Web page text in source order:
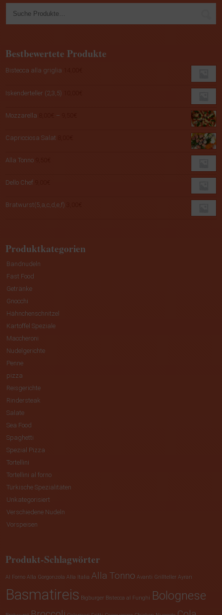
Bestbewertete Produkte
Bistecca alla griglia
Iskenderteller (2,3,5)
Mozzarella –
Capricciosa Salat
Alla Tonno
Dello Chef
Bratwurst(5,a,c,d,e,f)
Produktkategorien
Bandnudeln
Fast Food
Getränke
Gnocchi
Hähnchenschnitzel
Kartoffel Speziale
Maccheroni
Nudelgerichte
Penne
pizza
Reisgerichte
Rindersteak
Salate
Sea Food
Spaghetti
Spezial Pizza
Tortellini
Tortellini al forno
Türkische Spezialitäten
Unkategorisiert
Verschiedene Nudeln
Vorspeisen
Produkt-Schlagwörter
Al Forno Alla Gorgonzola Alla Italia Alla Tonno Avanti Grillteller Ayran
Basmatireis Bigburger Bistecca al Funghi Bolognese